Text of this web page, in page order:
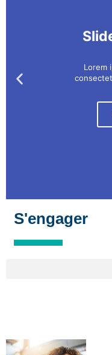
Lorem
S'engager